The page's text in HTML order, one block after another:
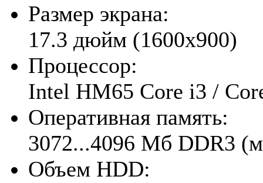
Размер экрана:
17.3 дюйм (1600x900)
Процессор:
Intel HM65 Core i3 /
Оперативная память:
3072...4096 Мб DDR3
Объем HDD: